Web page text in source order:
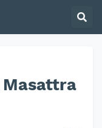
Masattra